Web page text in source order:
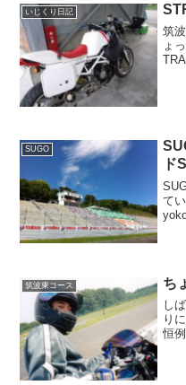
いじくり日記
筑
ょ
SUGO
ド
て
筑波東コース ち
し
り
恒